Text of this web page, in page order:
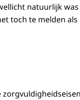
natuurlijk was
toch te melden als